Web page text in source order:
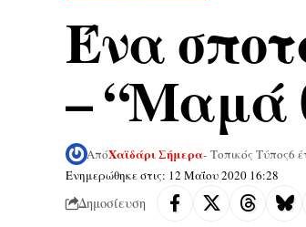
Ένα
– “Μαμά
Ενημερώθηκε στις: 12 Μαΐου 2020 16:28
ΑπόΧαϊδάρι Σήμερα- Τοπικός Τύπος6
Δημοσίευση